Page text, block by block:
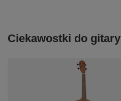
Ciekawostki do gitary